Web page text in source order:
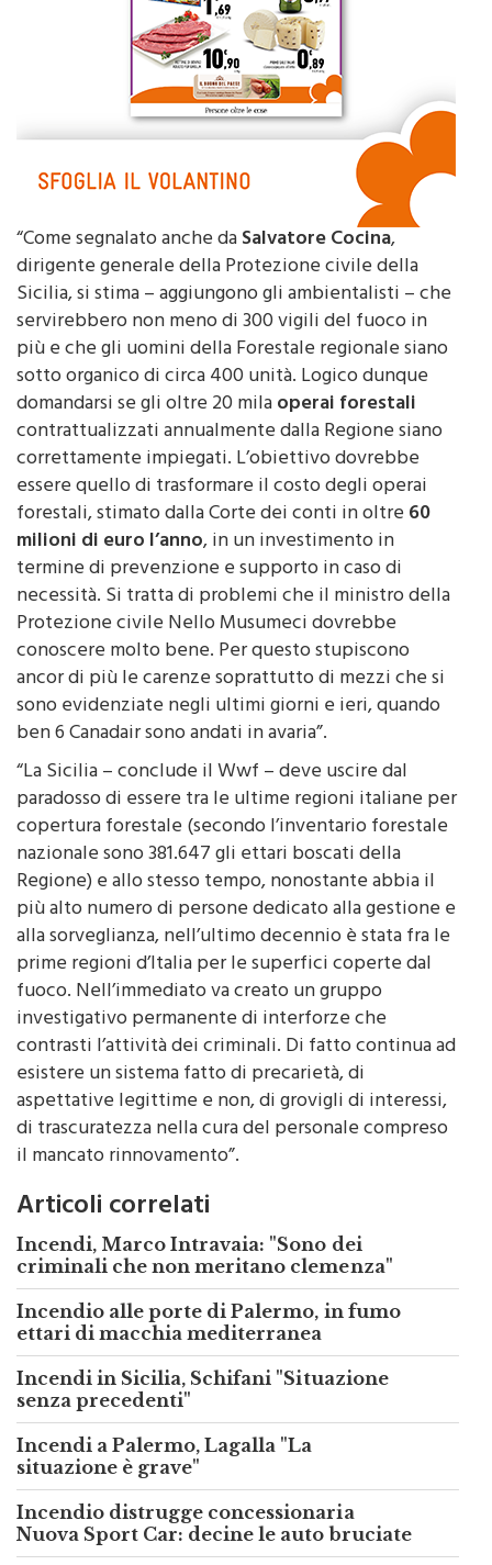
“Come segnalato anche daSalvatore Cocina,
dirigente generale della Protezione civile della
Sicilia, si stima – aggiungono gli ambientalisti – che
servirebbero non meno di 300 vigili del fuoco in
più e che gli uomini della Forestale regionale siano
sotto organico di circa 400 unità. Logico dunque
domandarsi se gli oltre 20 milaoperai forestali
contrattualizzati annualmente dalla Regione siano
correttamente impiegati. L’obiettivo dovrebbe
essere quello di trasformare il costo degli operai
forestali, stimato dalla Corte dei conti in oltre60
milioni di euro l’anno, in un investimento in
termine di prevenzione e supporto in caso di
necessità. Si tratta di problemi che il ministro della
Protezione civile Nello Musumeci dovrebbe
conoscere molto bene. Per questo stupiscono
ancor di più le carenze soprattutto di mezzi che si
sono evidenziate negli ultimi giorni e ieri, quando
ben 6 Canadair sono andati in avaria”.
“La Sicilia – conclude il Wwf – deve uscire dal
paradosso di essere tra le ultime regioni italiane per
copertura forestale (secondo l’inventario forestale
nazionale sono 381.647 gli ettari boscati della
Regione) e allo stesso tempo, nonostante abbia il
più alto numero di persone dedicato alla gestione e
alla sorveglianza, nell’ultimo decennio è stata fra le
prime regioni d’Italia per le superfici coperte dal
fuoco. Nell’immediato va creato un gruppo
investigativo permanente di interforze che
contrasti l’attività dei criminali. Di fatto continua ad
esistere un sistema fatto di precarietà, di
aspettative legittime e non, di grovigli di interessi,
di trascuratezza nella cura del personale compreso
il mancato rinnovamento”.
Articoli correlati
Incendi, Marco Intravaia: "Sono dei
criminali che non meritano clemenza"
Incendio alle porte di Palermo, in fumo
ettari di macchia mediterranea
Incendi in Sicilia, Schifani "Situazione
senza precedenti"
Incendi a Palermo, Lagalla "La
situazione è grave"
Incendio distrugge concessionaria
Nuova Sport Car: decine le auto bruciate